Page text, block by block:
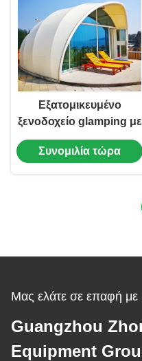
Εξατομικευμένο
ξενοδοχείο glamping με
θόλο, ανθεκτικό στην
υπεριώδη ακτινοβολία
Συνομιλία τώρα
Μας ελάτε σε επαφή με
Guangzhou
Equipment